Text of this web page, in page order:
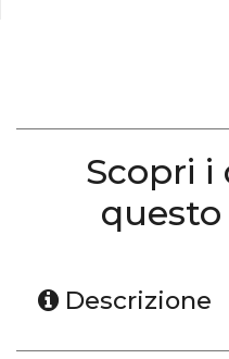
Scopri
Descrizione